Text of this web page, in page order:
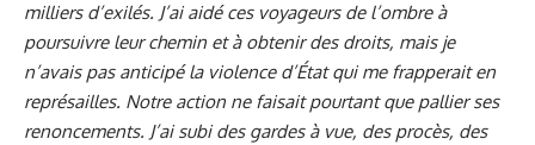
milliers d’exilés. J’ai aidé ces voyageurs de l’ombre à
poursuivre leur chemin et à obtenir des droits, mais je
n’avais pas anticipé la violence d’État qui me frapperait en
représailles. Notre action ne faisait pourtant que pallier ses
renoncements. J’ai subi des gardes à vue, des procès, des